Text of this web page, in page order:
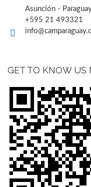
Asunción -
+595 21 493321
GET TO KNOW US